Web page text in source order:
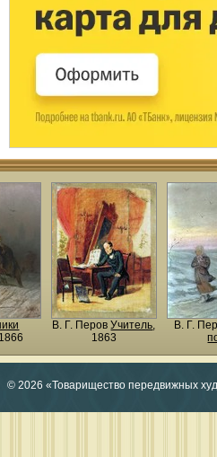
В. Г. ПеровУчитель,
1863
В. Г.
© 2026 «Товарищество передвижных